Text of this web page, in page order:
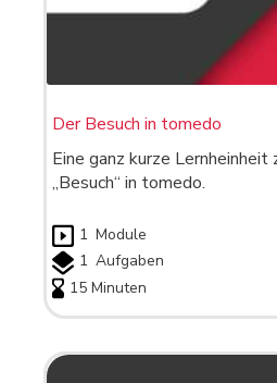
Der Besuch in tomedo
Eine ganz kurze
„Besuch“ in tomedo.
1 Module
1 Aufgaben
15 Minuten